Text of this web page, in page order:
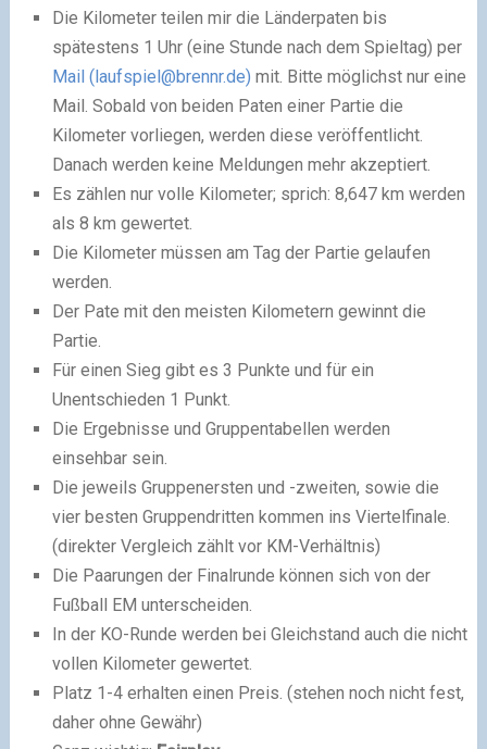
Die Kilometer teilen mir die Länderpaten bis
spätestens 1 Uhr (eine Stunde nach dem Spieltag) per
Mail (laufspiel@brennr.de) mit. Bitte möglichst nur eine
Mail. Sobald von beiden Paten einer Partie die
Kilometer vorliegen, werden diese veröffentlicht.
Danach werden keine Meldungen mehr akzeptiert.
Es zählen nur volle Kilometer; sprich: 8,647 km werden
als 8 km gewertet.
Die Kilometer müssen am Tag der Partie gelaufen
werden.
Der Pate mit den meisten Kilometern gewinnt die
Partie.
Für einen Sieg gibt es 3 Punkte und für ein
Unentschieden 1 Punkt.
Die Ergebnisse und Gruppentabellen werden
einsehbar sein.
Die jeweils Gruppenersten und -zweiten, sowie die
vier besten Gruppendritten kommen ins Viertelfinale.
(direkter Vergleich zählt vor KM-Verhältnis)
Die Paarungen der Finalrunde können sich von der
Fußball EM unterscheiden.
In der KO-Runde werden bei Gleichstand auch die nicht
vollen Kilometer gewertet.
Platz 1-4 erhalten einen Preis. (stehen noch nicht fest,
daher ohne Gewähr)